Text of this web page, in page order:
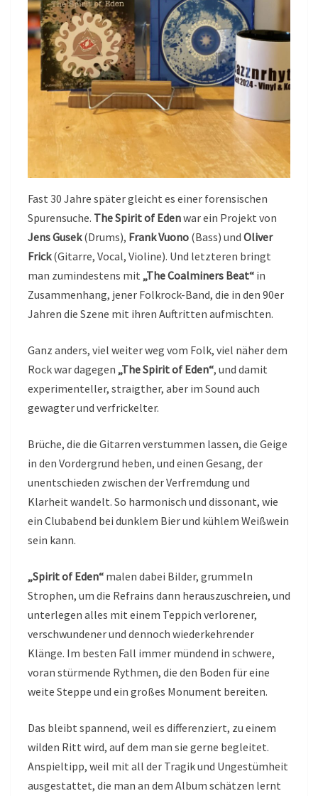
Fast 30 Jahre später gleicht es einer forensischen
Spurensuche. The Spirit of Edenwar ein Projekt von
Jens Gusek(Drums), Frank Vuono (Bass) und Oliver
Frick(Gitarre, Vocal, Violine). Und letzteren bringt
man zumindestens mit „The Coalminers Beat“ in
Zusammenhang, jener Folkrock-Band, die in den 90er
Jahren die Szene mit ihren Auftritten aufmischten.
Ganz anders, viel weiter weg vom Folk, viel näher dem
Rock war dagegen „The Spirit of Eden“, und damit
experimenteller, straigther, aber im Sound auch
gewagter und verfrickelter.
Brüche, die die Gitarren verstummen lassen, die Geige
in den Vordergrund heben, und einen Gesang, der
unentschieden zwischen der Verfremdung und
Klarheit wandelt. So harmonisch und dissonant, wie
ein Clubabend bei dunklem Bier und kühlem Weißwein
sein kann.
„Spirit of Eden“ malen dabei Bilder, grummeln
Strophen, um die Refrains dann herauszuschreien, und
unterlegen alles mit einem Teppich verlorener,
verschwundener und dennoch wiederkehrender
Klänge. Im besten Fall immer mündend in schwere,
voran stürmende Rythmen, die den Boden für eine
weite Steppe und ein großes Monument bereiten.
Das bleibt spannend, weil es differenziert, zu einem
wilden Ritt wird, auf dem man sie gerne begleitet.
Anspieltipp, weil mit all der Tragik und Ungestümheit
ausgestattet, die man an dem Album schätzen lernt